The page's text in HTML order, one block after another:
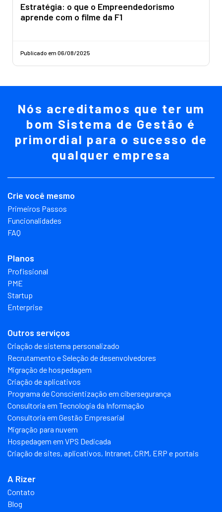
Estratégia: o que o Empreendedorismo
aprende com o filme da F1
Publicado em 06/08/2025
Nós acreditamos que ter um
bom Sistema de Gestão é
primordial para o sucesso de
qualquer empresa
Crie você mesmo
Primeiros Passos
Funcionalidades
FAQ
Planos
Profissional
PME
Startup
Enterprise
Outros serviços
Criação de sistema personalizado
Recrutamento e Seleção de desenvolvedores
Migração de hospedagem
Criação de aplicativos
Programa de Conscientização em cibersegurança
Consultoria em Tecnologia da Informação
Consultoria em Gestão Empresarial
Migração para nuvem
Hospedagem em VPS Dedicada
Criação de sites, aplicativos, Intranet, CRM, ERP e portais
A Rizer
Contato
Blog